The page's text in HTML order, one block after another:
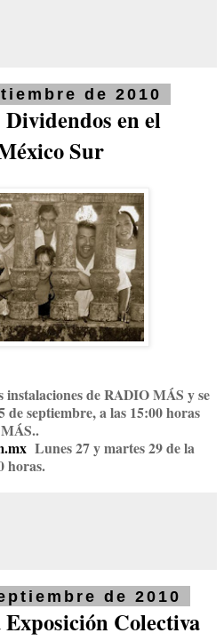
de 2010
en el
Sur
de RADIO MÁS y se
de septiembre, a las 15:00 horas
Lunes 27 y martes 29 de la
horas.
de 2010
Colectiva